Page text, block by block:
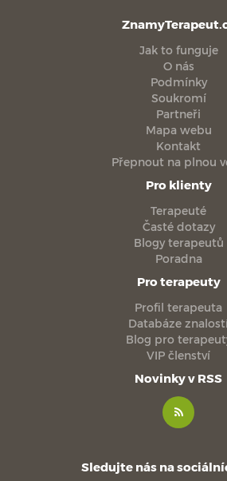
Jak to funguje
O nás
Podmínky
Soukromí
Partneři
Mapa webu
Kontakt
Přepnout na plnou
Pro klienty
Terapeuté
Časté dotazy
Blogy terapeutů
Poradna
Pro terapeuty
Profil terapeuta
Databáze
Blog pro
VIP členství
Novinky v RSS
Sledujte nás na